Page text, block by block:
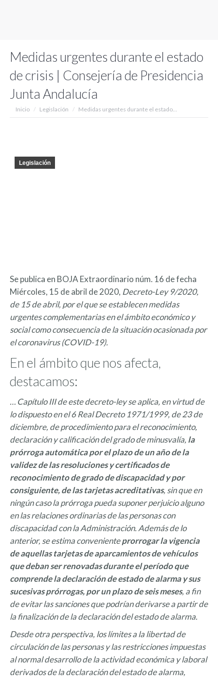
Medidas urgentes durante el estado
de crisis | Consejería de Presidencia
Junta Andalucía
Estás aquí:
Inicio Legislación Medidas urgentes durante el estado…
Legislación
Se publica en BOJA Extraordinario núm. 16 de fecha
Miércoles, 15 de abril de 2020, Decreto-Ley 9/2020,
de 15 de abril, por el que se establecen medidas
urgentes complementarias en el ámbito económico y
social como consecuencia de la situación ocasionada por
el coronavirus (COVID-19).
En el ámbito que nos afecta,
destacamos:
… Capítulo III de este decreto-ley se aplica, en virtud de
lo dispuesto en el 6 Real Decreto 1971/1999, de 23 de
diciembre, de procedimiento para el reconocimiento,
declaración y calificación del grado de minusvalía, la
prórroga automática por el plazo de un año de la
validez de las resoluciones y certificados de
reconocimiento de grado de discapacidad y por
consiguiente, de las tarjetas acreditativas, sin que en
ningún caso la prórroga pueda suponer perjuicio alguno
en las relaciones ordinarias de las personas con
discapacidad con la Administración. Además de lo
anterior, se estima convenienteprorrogar la vigencia
de aquellas tarjetas de aparcamientos de vehículos
que deban ser renovadas durante el período que
comprende la declaración de estado de alarma y sus
sucesivas prórrogas, por un plazo de seis meses, a fin
de evitar las sanciones que podrían derivarse a partir de
la finalización de la declaración del estado de alarma.
Desde otra perspectiva, los límites a la libertad de
circulación de las personas y las restricciones impuestas
al normal desarrollo de la actividad económica y laboral
derivados de la declaración del estado de alarma,